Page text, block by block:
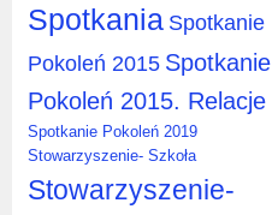
Spotkania Spotkanie
Pokoleń 2015 Spotkanie
Pokoleń 2015. Relacje
Spotkanie Pokoleń 2019
Stowarzyszenie- Szkoła
Stowarzyszenie-